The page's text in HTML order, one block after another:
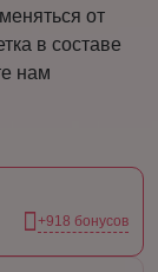
от
в составе
нам
+918 бонусов